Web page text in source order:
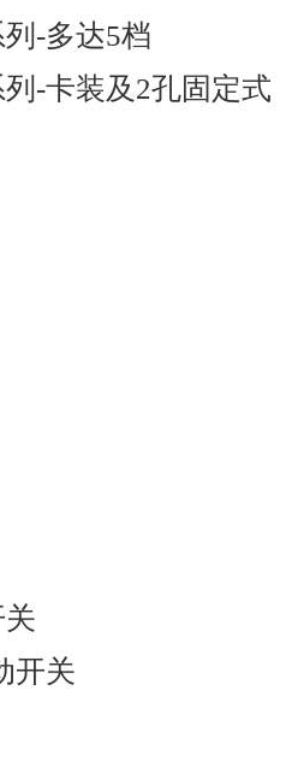
-多达5档
-卡装及2孔固定式
开关